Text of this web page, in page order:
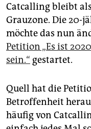
Catcalling bleibt
Grauzone. Die 20-
möchte das nun
Petition „Es ist
sein.“ gestartet.
Quell hat die
Betroffenheit
häufig von